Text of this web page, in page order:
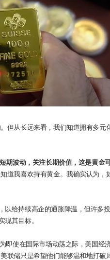
但从长远来看，我们知道拥有多元
期波动，关注长期价值，这是黄金
道我喜欢持有黄金。我确实认为，
以给持续高企的通胀降温，但许多
其目标。
使在国际市场动荡之际，美国经
联储只是希望他们能够温和地打破